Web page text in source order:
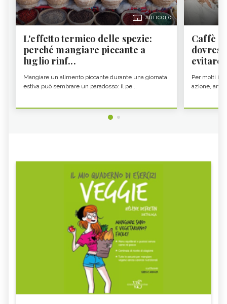
ARTICOLO
L'effetto termico delle spezie:
perché mangiare piccante a
luglio rinf...
Mangiare un alimento piccante durante una giornata
estiva può sembrare un paradosso: il pe...
Caffè
evitare
Per molti il
azione,